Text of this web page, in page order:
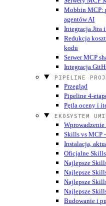
Mobbin MCP:
agentów AI
Integracja Jira
Redukcja
kodu
Serwer MCP
Integracja
PIPELINE
Przegląd
Pipeline 4-
Pętla oceny i
EKOSYSTEM
Skills vs MCP
Instalacja,
Oficjalne
Najlepsze
Najlepsze
Najlepsze
Najlepsze
Budowanie i